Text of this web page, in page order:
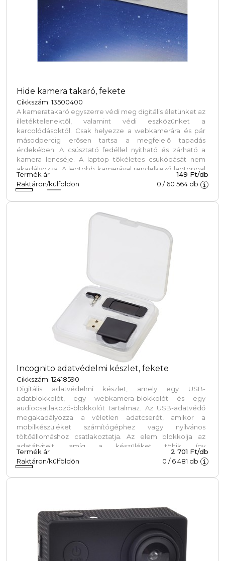
Hide kamera takaró, fekete
Cikkszám: 13500400
A kameratakaró egyszerre védi meg digitális életünket az
illetéktelenektől, valamint védi eszközünket a
karcolódásoktól. Csak helyezze a webkamerára és pár
másodpercig erősen tartsa a megfelelő tapadás
érdekében. A csúsztató fedéllel nyitható és zárható a
kamera lencséje. A laptop tökéletes csukódását nem
akadályozza. A legtöbb kamerával rendelkező laptoppal
kompatibilis.
Termék ár
149 Ft/db
Raktáron/külföldön
0 /60 564 db
Incognito adatvédelmi készlet, fekete
Cikkszám: 12418590
Digitális adatvédelmi készlet, amely egy USB-
adatblokkolót, egy webkamera-blokkolót és egy
audiocsatlakozó-blokkolót tartalmaz. Az USB-adatvédő
megakadályozza a véletlen adatcserét, amikor a
mobilkészüléket számítógéphez vagy nyilvános
töltőállomáshoz csatlakoztatja. Az elem blokkolja az
adatátvitelt, amíg a készüléket töltik, így
megakadályozza az adatok ellopását vagy a
rosszindulatú programok telepítését. A webkamera-
hallgathassanak bele a beszélgetésekbe. Védődobozban
szállítjuk.
Termék ár
2 701 Ft/db
Raktáron/külföldön
0 /6 481 db